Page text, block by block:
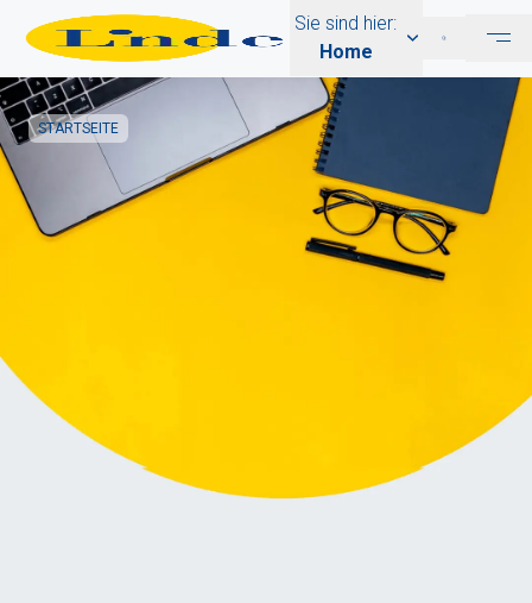
Sie sind hier:
Home
STARTSEITE